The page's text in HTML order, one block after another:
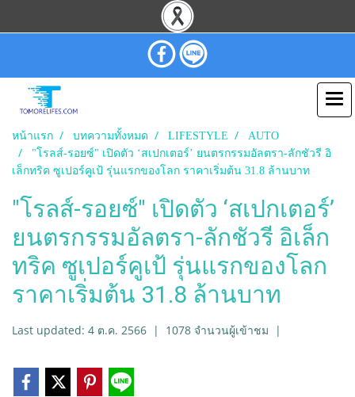
หน้าแรก บทความทั้งหมด LIFESTYLE
AUTO
"โรลส์-รอยซ์" เปิดตัว ‘สเปกเตอร์’ ยนตรกรรมอัลตรา-ลักชัวรี อิ
เล็กทริค ซูเปอร์คูเป้ รุ่นแรกของโลก ราคาเริ่มต้น 31.8 ล้านบาท
"โรลส์-รอยซ์" เปิดตัว ‘สเปกเตอร์’
ยนตรกรรมอัลตรา-ลักชัวรี อิเล็ก
ทริค ซูเปอร์คูเป้ รุ่นแรกของโลก
ราคาเริ่มต้น 31.8 ล้านบาท
Last updated: 4 ต.ค. 2566 | 1078 จำนวนผู้เข้าชม |